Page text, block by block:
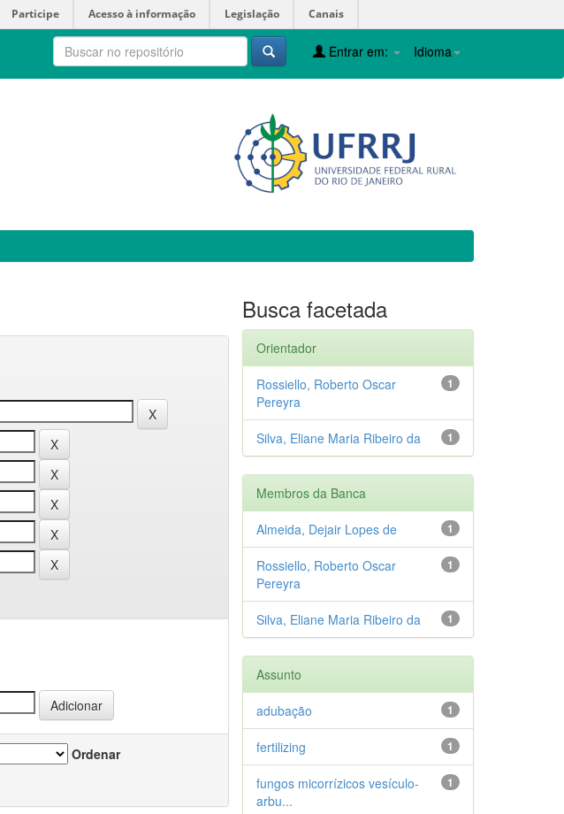
Participe Acesso à informação Legislação Canais
Idioma
Entrar em:
Ordenar
Busca facetada
Orientador
1
Rossiello, Roberto Oscar
Pereyra
1
Silva, Eliane Maria Ribeiro da
Membros da Banca
1
Almeida, Dejair Lopes de
1
Rossiello, Roberto Oscar
Pereyra
1
Silva, Eliane Maria Ribeiro da
Assunto
1
adubação
1
fertilizing
1
fungos micorrízicos vesículo-
arbu...